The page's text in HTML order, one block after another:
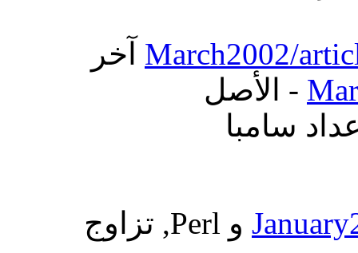
March2002/
سامبا
: MySQL و Perl, تزاوج